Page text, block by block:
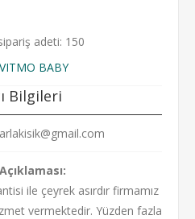
adeti: 150
VITMO BABY
Bilgileri
ile çeyrek asırdır firmamız
vermektedir. Yüzden fazla